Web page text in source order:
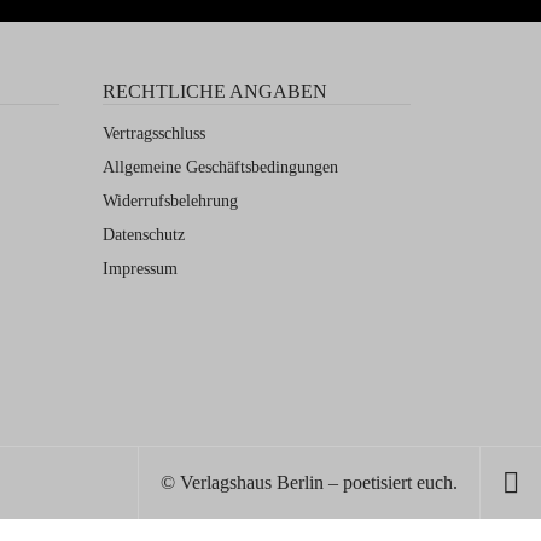
RECHTLICHE ANGABEN
Vertragsschluss
Allgemeine Geschäftsbedingungen
Widerrufsbelehrung
Datenschutz
Impressum
© Verlagshaus Berlin – poetisiert euch.